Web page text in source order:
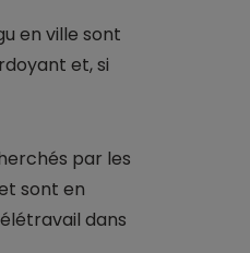
en ville sont
et, si
par les
sont en
dans